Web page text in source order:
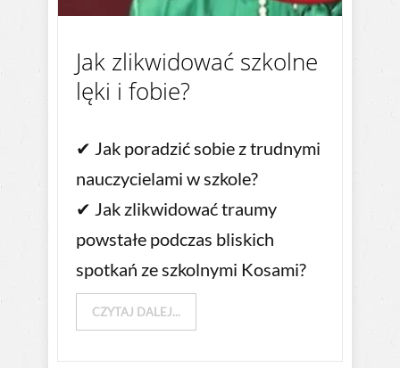
Jak zlikwidować szkolne
lęki i fobie?
✔ Jak poradzić sobie z trudnymi
nauczycielami w szkole?
✔ Jak zlikwidować traumy
powstałe podczas bliskich
spotkań ze szkolnymi Kosami?
CZYTAJ DALEJ...